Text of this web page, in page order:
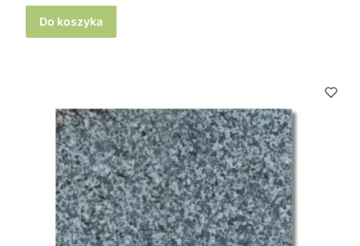
Do koszyka